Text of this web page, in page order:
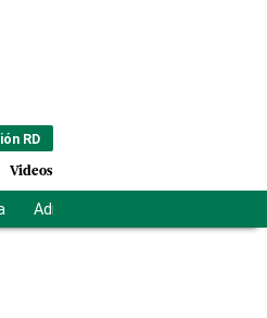
RD
Videos
Adriano Espaillat